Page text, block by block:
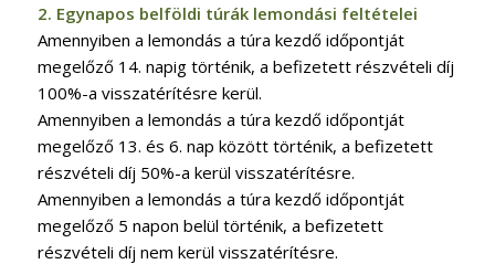
2. Egynapos belföldi túrák lemondási feltételei
Amennyiben a lemondás a túra kezdő időpontját
megelőző 14. napig történik, a befizetett részvételi díj
100%-a visszatérítésre kerül.
Amennyiben a lemondás a túra kezdő időpontját
megelőző 13. és 6. nap között történik, a befizetett
részvételi díj 50%-a kerül visszatérítésre.
Amennyiben a lemondás a túra kezdő időpontját
megelőző 5 napon belül történik, a befizetett
részvételi díj nem kerül visszatérítésre.